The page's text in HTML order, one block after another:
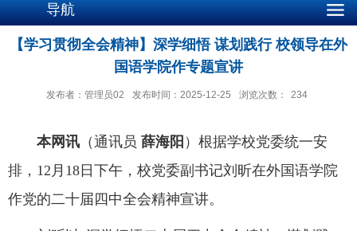
导航
【学习贯彻全会精神】深学细悟 谋划践行 校领导在外
国语学院作专题宣讲
发布者：管理员02 发布时间：2025-12-25 浏览次数： 234
本网讯 （通讯员 薛海阳 ）根据学校党委统一安
排，12月18日下午，校党委副书记刘昕在外国语学院
作党的二十届四中全会精神宣讲。